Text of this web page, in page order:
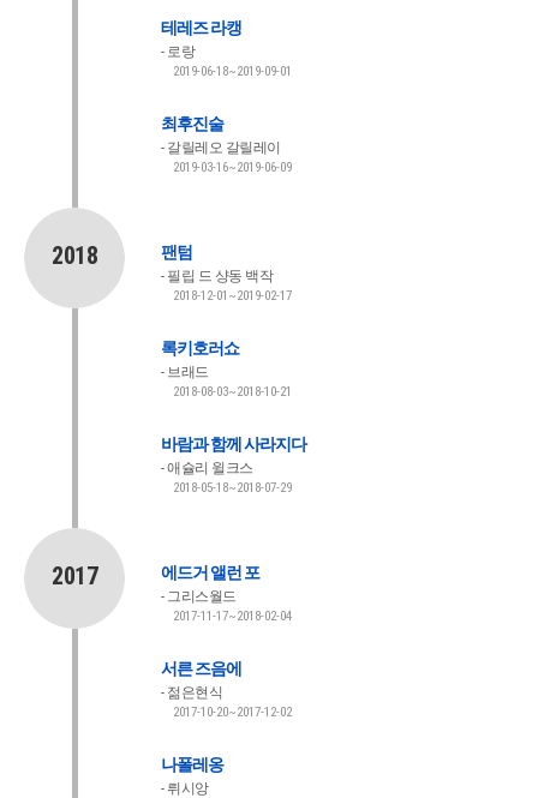
테레즈 라캥
로랑
2019-06-18~2019-09-01
최후진술
갈릴레오 갈릴레이
2019-03-16~2019-06-09
2018 팬텀
필립 드 샹동 백작
2018-12-01~2019-02-17
록키호러쇼
브래드
2018-08-03~2018-10-21
바람과 함께 사라지다
애슐리 윌크스
2018-05-18~2018-07-29
2017 에드거 앨런 포
그리스월드
2017-11-17~2018-02-04
서른 즈음에
젊은현식
2017-10-20~2017-12-02
나폴레옹
뤼시앙